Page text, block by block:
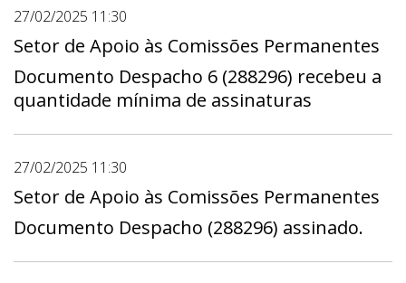
27/02/2025 11:30
Setor de Apoio às Comissões Permanentes
Documento Despacho 6 (288296) recebeu a
quantidade mínima de assinaturas
27/02/2025 11:30
Setor de Apoio às Comissões Permanentes
Documento Despacho (288296) assinado.